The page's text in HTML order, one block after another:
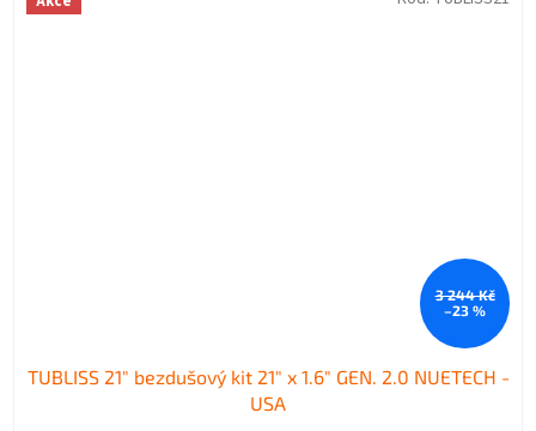
3 244 Kč
–23 %
TUBLISS 21" bezdušový kit 21" x 1.6" GEN. 2.0 NUETECH -
USA